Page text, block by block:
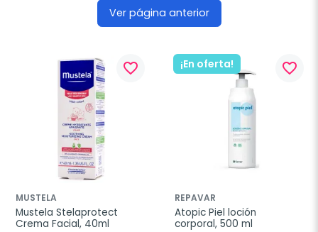
Ver página anterior
favorite_border
MUSTELA
Mustela Stelaprotect
Crema Facial, 40ml
¡En oferta! favorite_border
REPAVAR
Atopic Piel loción
corporal, 500 ml